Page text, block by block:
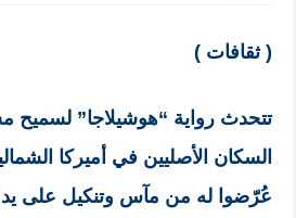
( ثقافات )
تتحدث رواية “هوشيلاجا” لسميح
السكان الأصليين في أميركا
عُرّضوا له من مآس وتنكيل على يد